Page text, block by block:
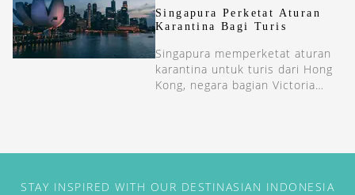
Singapura Perketat Aturan
Karantina Bagi Turis
Singapura memperketat aturan
karantina untuk turis dari Hong
Kong, negara bagian Victoria
STAY INSPIRED WITH OUR DESTINASIAN INDONESIA